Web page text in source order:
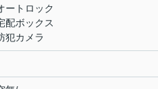
ートロック
配ボックス
犯カメラ